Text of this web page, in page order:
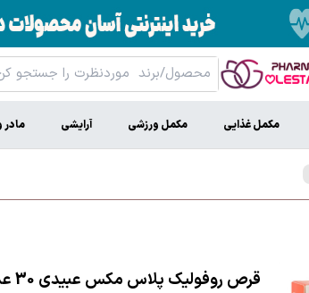
مکمل غذایی مکمل ورزشی آرایشی
قرص روفولیک پلاس مکس عبیدی 30 عدد